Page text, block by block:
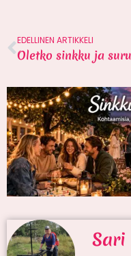
EDELLINEN ARTIKKELI
Sari